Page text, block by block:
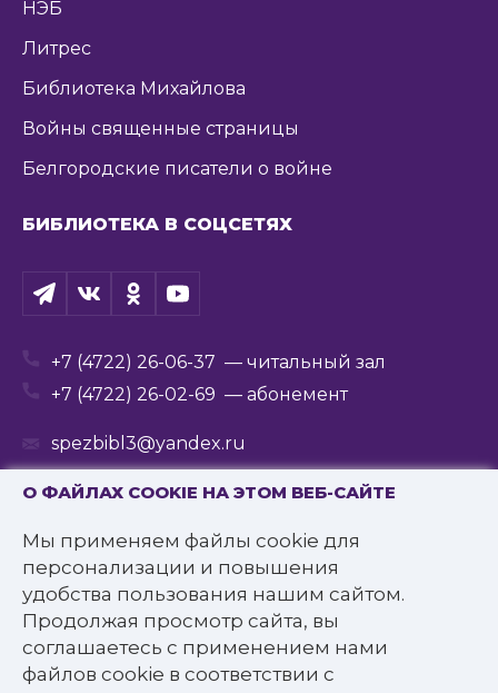
О ФАЙЛАХ COOKIE НА ЭТОМ ВЕБ-САЙТЕ
Мы применяем файлы cookie для
персонализации и повышения
удобства пользования нашим сайтом.
Продолжая просмотр сайта, вы
соглашаетесь с применением нами
файлов cookie в соответствии с
НЭБ
Литрес
Библиотека Михайлова
Войны священные страницы
Белгородские писатели о войне
БИБЛИОТЕКА В СОЦСЕТЯХ
+7 (4722) 26-06-37 — читальный зал
+7 (4722) 26-02-69 — абонемент
spezbibl3@yandex.ru
© 2016—2022 Государственное бюджетное
учреждение культуры
«Белгородская государственная специальная
библиотека для слепых им. В.Я. Ерошенко».
Все права защищены.